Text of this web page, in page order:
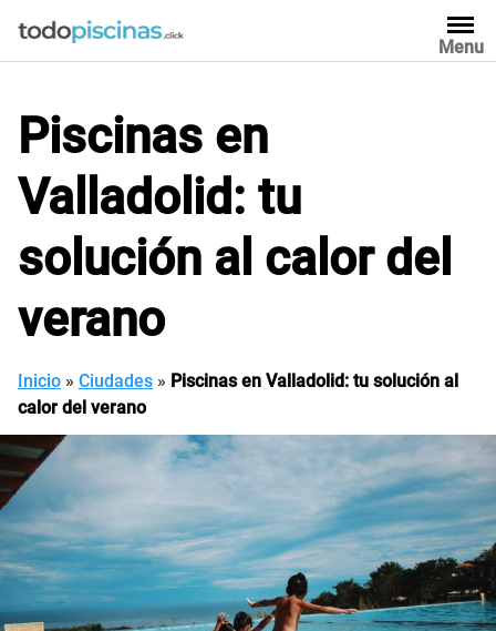
contenido
Menu
Piscinas en
Valladolid: tu
solución al calor del
verano
Inicio » Ciudades » Piscinas en Valladolid: tu solución al
calor del verano